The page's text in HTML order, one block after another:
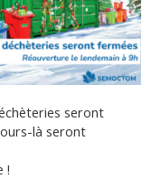
seront
là seront
!